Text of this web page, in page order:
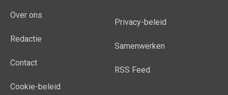
Over ons
Redactie
Contact
Cookie-beleid
Privacy-beleid
Samenwerken
RSS Feed